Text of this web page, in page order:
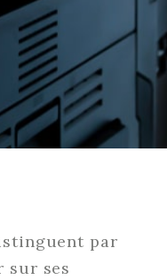
par
sur ses